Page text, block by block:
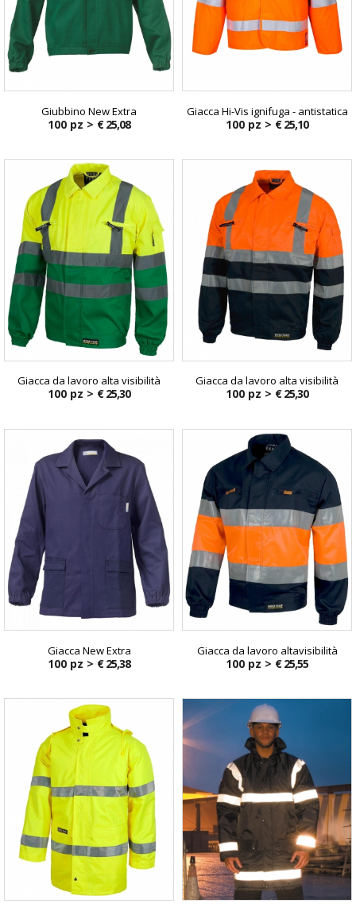
Giubbino New Extra
100 pz > € 25,08
Giacca Hi-Vis ignifuga - antistatica
100 pz > € 25,10
Giacca da lavoro alta visibilità
100 pz > € 25,30
Giacca da lavoro alta visibilità
100 pz > € 25,30
Giacca New Extra
100 pz > € 25,38
Giacca da lavoro altavisibilità
100 pz > € 25,55